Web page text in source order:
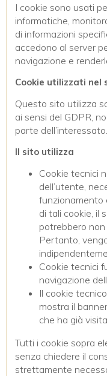
I cookie sono usati
informatiche,
di informazioni
accedono al server
navigazione e
Cookie utilizzati nel
Questo sito utilizza
ai sensi del GDPR,
parte dell’interessato.
Il sito utilizza
Cookie tecnici
dell’utente,
funzionamento
di tali cookie, il
potrebbero
Pertanto,
Cookie tecnici
navigazione
Il cookie
mostra il
che ha già
Tutti i cookie sopra
senza chiedere il
strettamente